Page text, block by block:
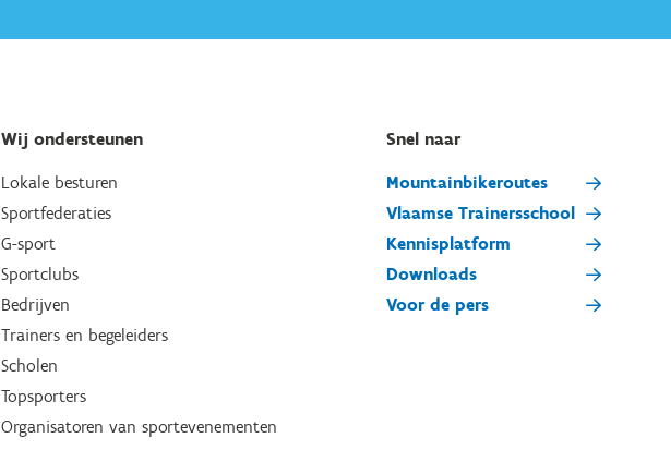
Wij ondersteunen
Lokale besturen
Sportfederaties
G-sport
Sportclubs
Bedrijven
Trainers en begeleiders
Scholen
Topsporters
Organisatoren van sportevenementen
Snel naar
Mountainbikeroutes
Vlaamse Trainersschool
Kennisplatform
Downloads
Voor de pers